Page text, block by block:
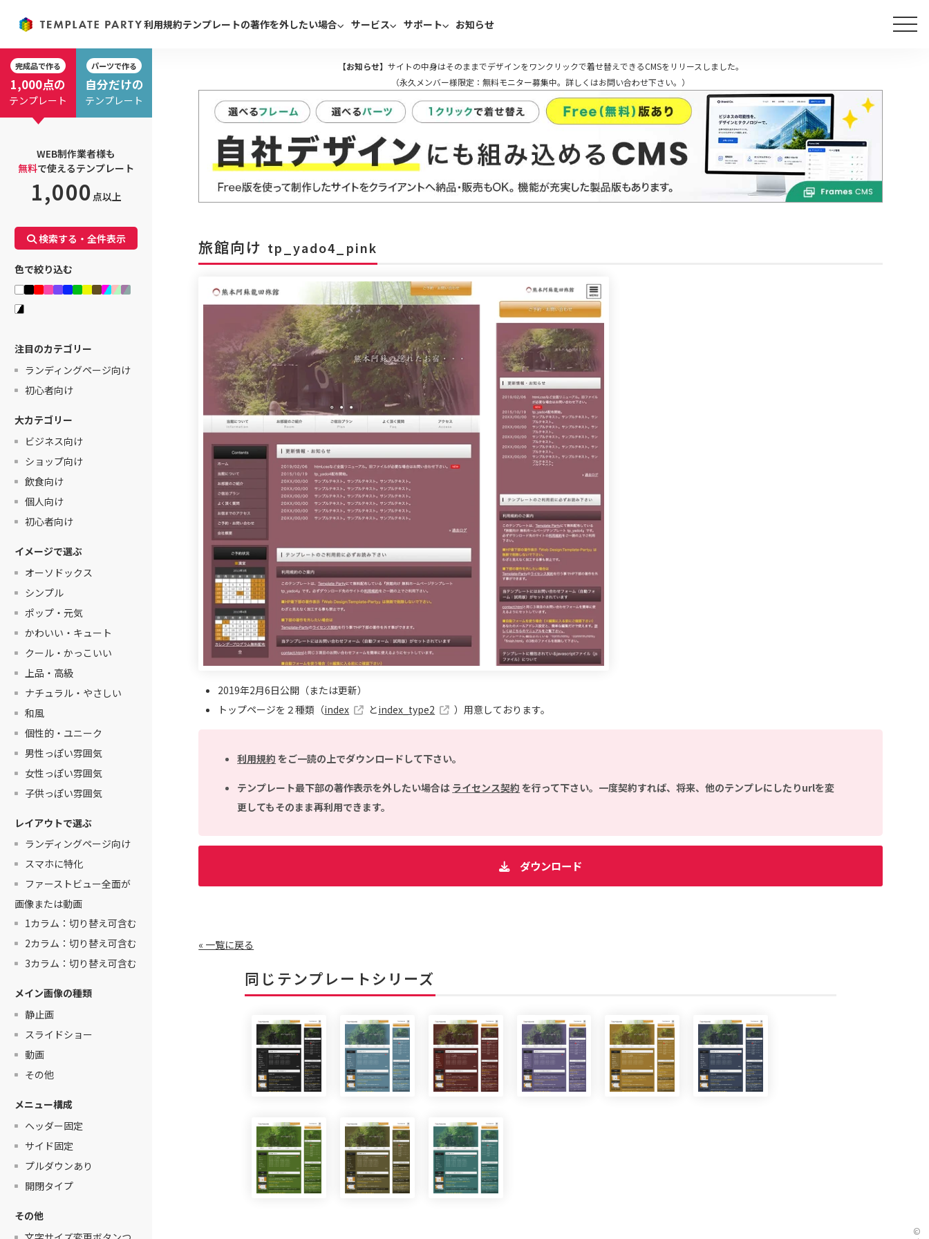
利用規約テンプレートの著作を外したい場合 サービス サポート お知らせ
【お知らせ】 サイトの中身はそのままでデザインをワンクリックで着せ替えできるCMSをリリースしました。
（永久メンバー様限定：無料モニター募集中。詳しくはお問い合わせ下さい。）
旅館向け tp_yado4_pink
2019年2月6日公開（または更新）
トップページを２種類（index とindex_type2 ）用意しております。
利用規約 をご一読の上でダウンロードして下さい。
テンプレート最下部の著作表示を外したい場合は ライセンス契約 を行って下さい。一度契約すれば、将来、他のテンプレにしたりurlを変
更してもそのまま再利用できます。
ダウンロード
« 一覧に戻る
同じテンプレートシリーズ
完成品で作る
1,000点の
テンプレート
パーツで作る
自分だけの
テンプレート
WEB制作業者様も
無料で使えるテンプレート
1,000 点以上
検索する・全件表示
色で絞り込む
注目のカテゴリー
ランディングページ向け
初心者向け
大カテゴリー
ビジネス向け
ショップ向け
飲食向け
個人向け
初心者向け
イメージで選ぶ
オーソドックス
シンプル
ポップ・元気
かわいい・キュート
クール・かっこいい
上品・高級
ナチュラル・やさしい
和風
個性的・ユニーク
男性っぽい雰囲気
女性っぽい雰囲気
子供っぽい雰囲気
レイアウトで選ぶ
ランディングページ向け
スマホに特化
ファーストビュー全面が
画像または動画
1カラム：切り替え可含む
2カラム：切り替え可含む
3カラム：切り替え可含む
メイン画像の種類
静止画
スライドショー
動画
その他
メニュー構成
ヘッダー固定
サイド固定
プルダウンあり
開閉タイプ
その他